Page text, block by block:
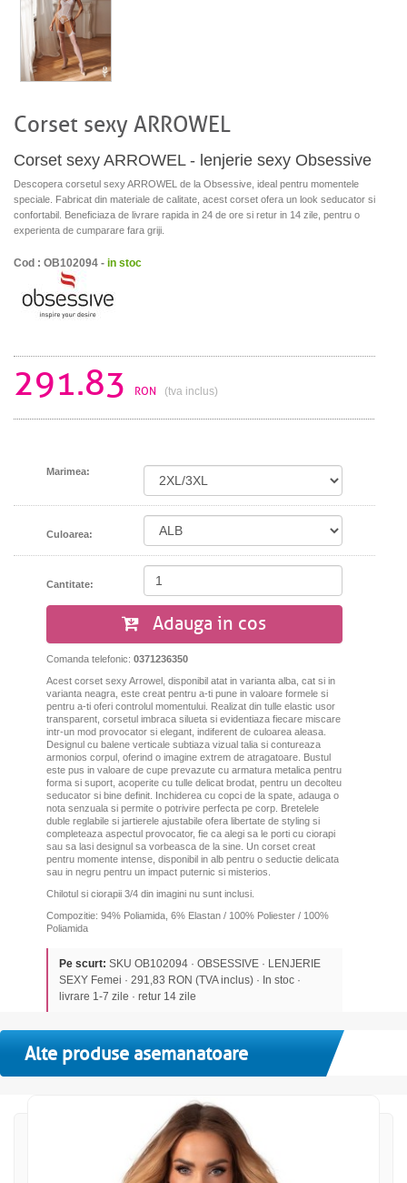
Corset sexy ARROWEL
Corset sexy ARROWEL - lenjerie sexy Obsessive
Descopera corsetul sexy ARROWEL de la Obsessive, ideal pentru momentele
speciale. Fabricat din materiale de calitate, acest corset ofera un look seducator si
confortabil. Beneficiaza de livrare rapida in 24 de ore si retur in 14 zile, pentru o
experienta de cumparare fara griji.
Cod : OB102094 - in stoc
291.83 RON (tva inclus)
Marimea:
Culoarea:
Cantitate:
Adauga in cos
Comanda telefonic: 0371236350
Acest corset sexy Arrowel, disponibil atat in varianta alba, cat si in
varianta neagra, este creat pentru a-ti pune in valoare formele si
pentru a-ti oferi controlul momentului. Realizat din tulle elastic usor
transparent, corsetul imbraca silueta si evidentiaza fiecare miscare
intr-un mod provocator si elegant, indiferent de culoarea aleasa.
Designul cu balene verticale subtiaza vizual talia si contureaza
armonios corpul, oferind o imagine extrem de atragatoare. Bustul
este pus in valoare de cupe prevazute cu armatura metalica pentru
forma si suport, acoperite cu tulle delicat brodat, pentru un decolteu
seducator si bine definit. Inchiderea cu copci de la spate, adauga o
nota senzuala si permite o potrivire perfecta pe corp. Bretelele
duble reglabile si jartierele ajustabile ofera libertate de styling si
completeaza aspectul provocator, fie ca alegi sa le porti cu ciorapi
sau sa lasi designul sa vorbeasca de la sine. Un corset creat
pentru momente intense, disponibil in alb pentru o seductie delicata
sau in negru pentru un impact puternic si misterios.
Chilotul si ciorapii 3/4 din imagini nu sunt inclusi.
Compozitie: 94% Poliamida, 6% Elastan / 100% Poliester / 100%
Poliamida
Pe scurt: SKU OB102094 · OBSESSIVE · LENJERIE
SEXY Femei · 291,83 RON (TVA inclus) · In stoc ·
livrare 1-7 zile · retur 14 zile
Alte produse asemanatoare